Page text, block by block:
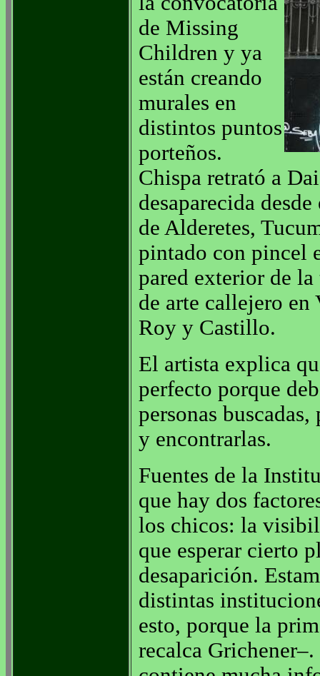
de Missing
Children y ya
están creando
murales en
distintos puntos
porteños.
Chispa retrató a
desaparecida
de Alderetes,
pintado con pincel
pared exterior de
de arte callejero
Roy y Castillo.
El artista explica
perfecto porque
personas
y encontrarlas.
Fuentes de la
que hay dos
los chicos: la
que esperar cierto
desaparición.
distintas
esto, porque la
recalca